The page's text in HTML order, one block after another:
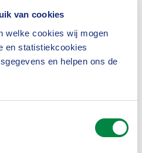
van cookies
welke cookies wij mogen
en statistiekcookies
en helpen ons de
Verzekeraars
gevolgen van het